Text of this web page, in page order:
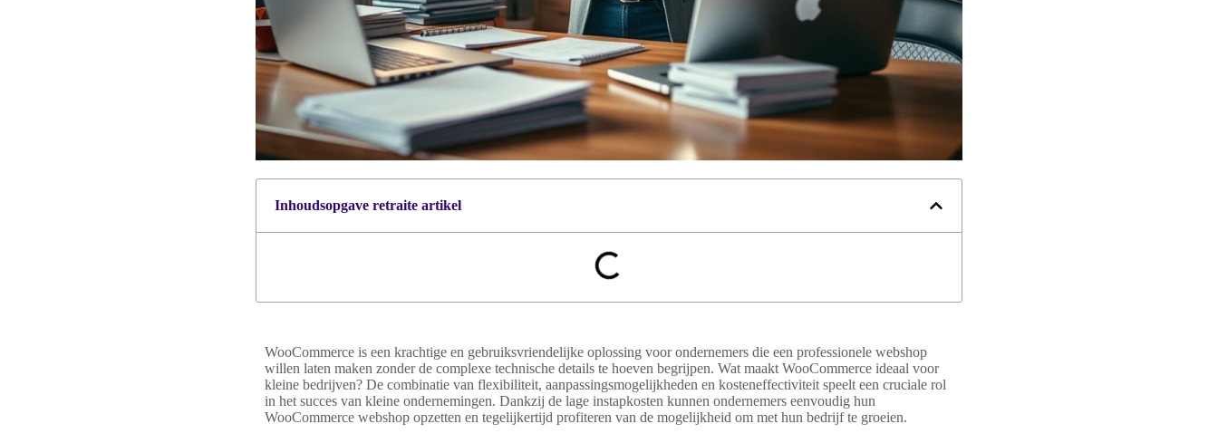
Inhoudsopgave retraite artikel
WooCommerce is een krachtige en gebruiksvriendelijke oplossing voor ondernemers die een professionele webshop
willen laten maken zonder de complexe technische details te hoeven begrijpen. Wat maakt WooCommerce ideaal voor
kleine bedrijven? De combinatie van flexibiliteit, aanpassingsmogelijkheden en kosteneffectiviteit speelt een cruciale rol
in het succes van kleine ondernemingen. Dankzij de lage instapkosten kunnen ondernemers eenvoudig hun
WooCommerce webshop opzetten en tegelijkertijd profiteren van de mogelijkheid om met hun bedrijf te groeien.